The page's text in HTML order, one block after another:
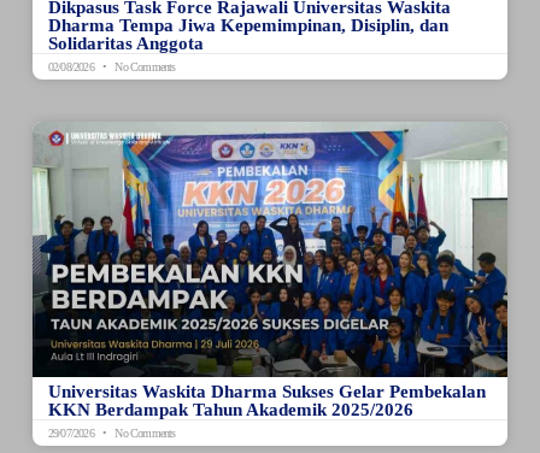
Dikpasus Task Force Rajawali Universitas Waskita
Dharma Tempa Jiwa Kepemimpinan, Disiplin, dan
Solidaritas Anggota
02/08/2026 No Comments
Universitas Waskita Dharma Sukses Gelar Pembekalan
KKN Berdampak Tahun Akademik 2025/2026
29/07/2026 No Comments